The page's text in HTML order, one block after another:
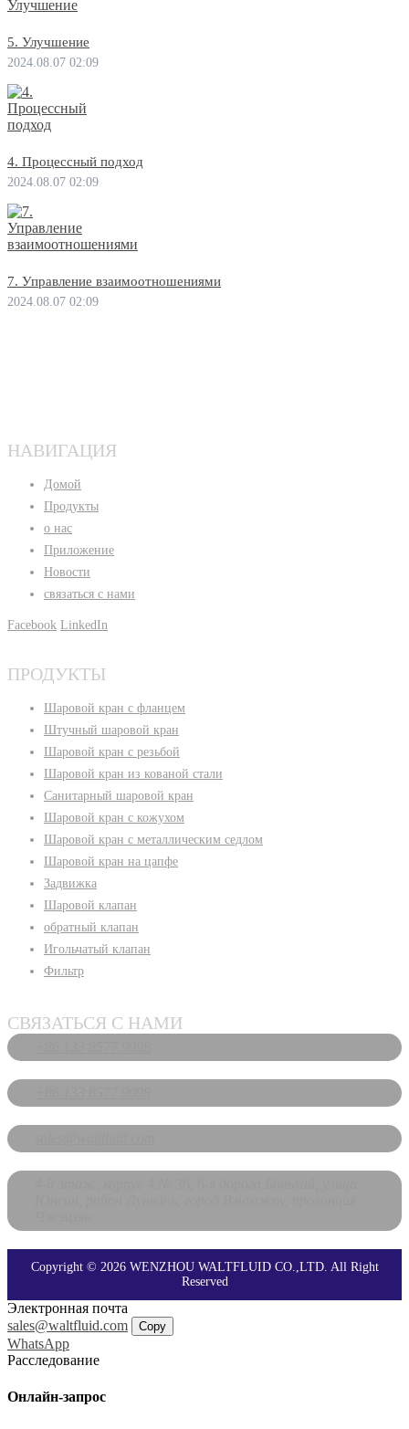
5. Улучшение
2024.08.07 02:09
4. Процессный подход
2024.08.07 02:09
7. Управление взаимоотношениями
2024.08.07 02:09
НАВИГАЦИЯ
Домой
Продукты
о нас
Приложение
Новости
связаться с нами
Facebook LinkedIn
ПРОДУКТЫ
Шаровой кран с фланцем
Штучный шаровой кран
Шаровой кран с резьбой
Шаровой кран из кованой стали
Санитарный шаровой кран
Шаровой кран с кожухом
Шаровой кран с металлическим седлом
Шаровой кран на цапфе
Задвижка
Шаровой клапан
обратный клапан
Игольчатый клапан
Фильтр
СВЯЗАТЬСЯ С НАМИ
Copyright © 2026 WENZHOU WALTFLUID CO.,LTD. All Right
Reserved
Электронная почта
sales@waltfluid.com
Copy
WhatsApp
Расследование
Онлайн-запрос